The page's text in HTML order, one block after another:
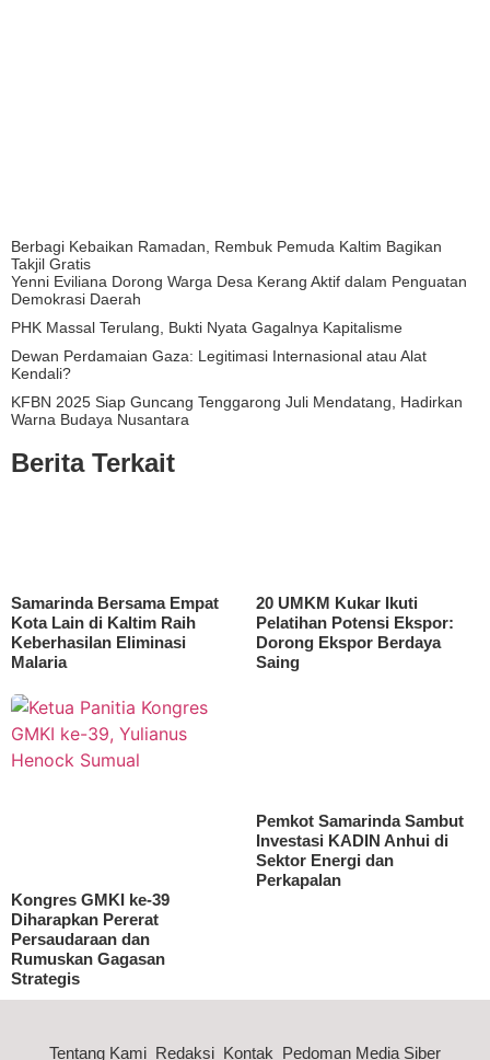
Berbagi Kebaikan Ramadan, Rembuk Pemuda Kaltim Bagikan
Takjil Gratis
Yenni Eviliana Dorong Warga Desa Kerang Aktif dalam Penguatan
Demokrasi Daerah
PHK Massal Terulang, Bukti Nyata Gagalnya Kapitalisme
Dewan Perdamaian Gaza: Legitimasi Internasional atau Alat
Kendali?
KFBN 2025 Siap Guncang Tenggarong Juli Mendatang, Hadirkan
Warna Budaya Nusantara
Berita Terkait
Samarinda Bersama Empat
Kota Lain di Kaltim Raih
Keberhasilan Eliminasi
Malaria
20 UMKM Kukar Ikuti
Pelatihan Potensi Ekspor:
Dorong Ekspor Berdaya
Saing
Kongres GMKI ke-39
Diharapkan Pererat
Persaudaraan dan
Rumuskan Gagasan
Strategis
Pemkot Samarinda Sambut
Investasi KADIN Anhui di
Sektor Energi dan
Perkapalan
Tentang Kami Redaksi Kontak Pedoman Media Siber